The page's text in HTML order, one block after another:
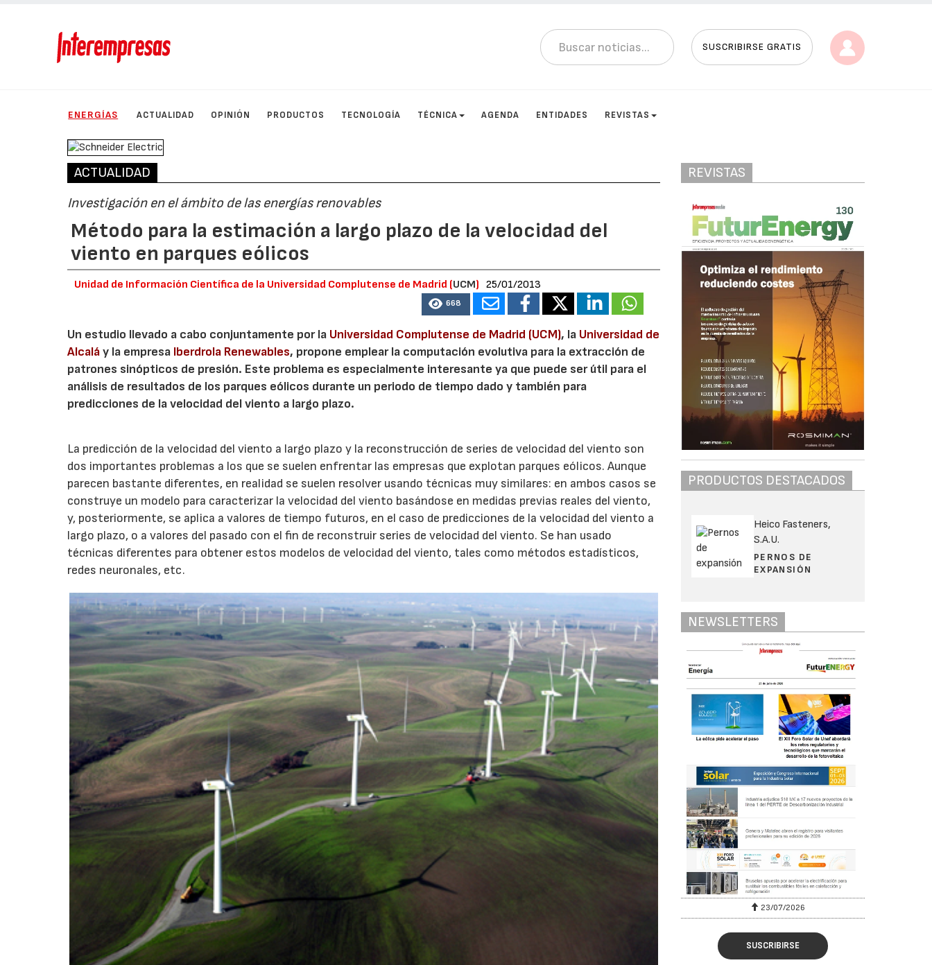
SUSCRIBIRSE GRATIS
ENERGÍAS ACTUALIDAD OPINIÓN PRODUCTOS TECNOLOGÍA TÉCNICA AGENDA ENTIDADES REVISTAS
ACTUALIDAD
Investigación en el ámbito de las energías renovables
Método para la estimación a largo plazo de la velocidad del
viento en parques eólicos
Unidad de Información Científica de la Universidad Complutense de Madrid (UCM) 25/01/2013
668
Un estudio llevado a cabo conjuntamente por la Universidad Complutense de Madrid (UCM), la Universidad de
Alcaláy la empresa Iberdrola Renewables, propone emplear la computación evolutiva para la extracción de
patrones sinópticos de presión. Este problema es especialmente interesante ya que puede ser útil para el
análisis de resultados de los parques eólicos durante un periodo de tiempo dado y también para
predicciones de la velocidad del viento a largo plazo.
La predicción de la velocidad del viento a largo plazo y la reconstrucción de series de velocidad del viento son
dos importantes problemas a los que se suelen enfrentar las empresas que explotan parques eólicos. Aunque
parecen bastante diferentes, en realidad se suelen resolver usando técnicas muy similares: en ambos casos se
construye un modelo para caracterizar la velocidad del viento basándose en medidas previas reales del viento,
y, posteriormente, se aplica a valores de tiempo futuros, en el caso de predicciones de la velocidad del viento a
largo plazo, o a valores del pasado con el fin de reconstruir series de velocidad del viento. Se han usado
técnicas diferentes para obtener estos modelos de velocidad del viento, tales como métodos estadísticos,
redes neuronales, etc.
REVISTAS
PRODUCTOS DESTACADOS
Heico Fasteners,
S.A.U.
PERNOS DE
EXPANSIÓN
NEWSLETTERS
23/07/2026
SUSCRIBIRSE